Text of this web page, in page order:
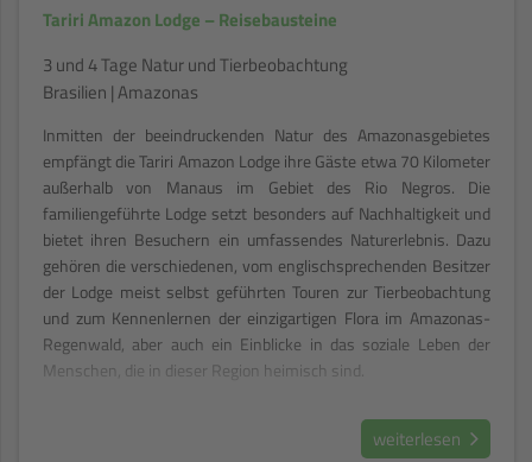
Tariri Amazon Lodge – Reisebausteine
3 und 4 Tage Natur und Tierbeobachtung
Brasilien | Amazonas
Inmitten der beeindruckenden Natur des Amazonasgebietes
empfängt die Tariri Amazon Lodge ihre Gäste etwa 70 Kilometer
außerhalb von Manaus im Gebiet des Rio Negros. Die
familiengeführte Lodge setzt besonders auf Nachhaltigkeit und
bietet ihren Besuchern ein umfassendes Naturerlebnis. Dazu
gehören die verschiedenen, vom englischsprechenden Besitzer
der Lodge meist selbst geführten Touren zur Tierbeobachtung
und zum Kennenlernen der einzigartigen Flora im Amazonas-
Regenwald, aber auch ein Einblicke in das soziale Leben der
Menschen, die in dieser Region heimisch sind.
weiterlesen